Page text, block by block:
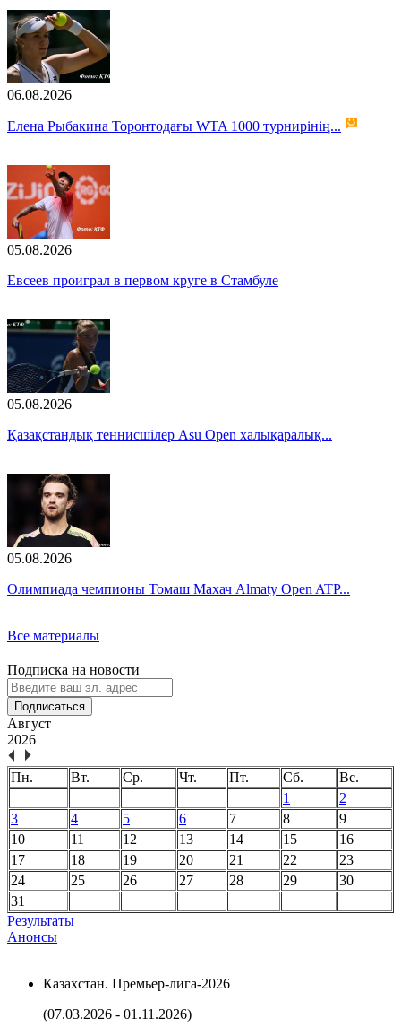
06.08.2026
Елена Рыбакина Торонтодағы WTA 1000 турнирінің...
05.08.2026
Евсеев проиграл в первом круге в Стамбуле
05.08.2026
Қазақстандық теннисшілер Asu Open халықаралық...
05.08.2026
Олимпиада чемпионы Томаш Махач Almaty Open ATP...
Все материалы
Подписка на новости
Подписаться
Август
2026
Пн. Вт. Ср. Чт. Пт. Сб.
Вс.
1
2
3
4 5 6 7 8
9
10
11 12 13 14 15
16
17
18 19 20 21 22
23
24
25 26 27 28 29
30
31
Результаты
Анонсы
Казахстан. Премьер-лига-2026
(07.03.2026 - 01.11.2026)